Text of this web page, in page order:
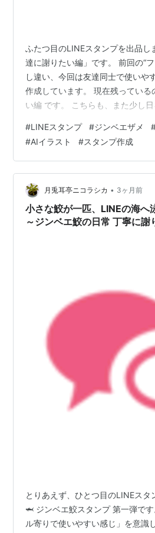
ふたつ目のLINEスタンプを出品し
達に謝りたい編」です。 前回の“
し違い、今回は友達同士で使いや
作成しています。 現在残っている
い編 です。 こちらも、また少し
言編”も作れたら良いなと考えてい
が、ジンベエ鮫の群れが増殖中で
になったのは、文字サイズ。 完
LINE画面サイズで見ると、少し文
づらい感じがありました。 作って
いのですが、実際…
#LINEスタンプ #ジンベエザメ
#AIイラスト #スタンプ作成
月兎耳亭ニコラシカ • 3ヶ月前
小さな鮫が一匹、LINEの海へ
～ジンベエ鮫の日常 丁寧に謝
とりあえず、ひとつ目のLINEスタ
🦈 ジンベエ鮫スタンプ 第一弾で
ル寄りで使いやすい感じ」を意識